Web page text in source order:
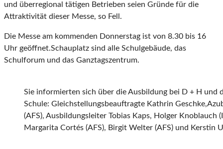
und überregional tätigen Betrieben seien Gründe für die
Attraktivität dieser Messe, so Fell.
Die Messe am kommenden Donnerstag ist von 8.30 bis 16
Uhr geöffnet.Schauplatz sind alle Schulgebäude, das
Schulforum und das Ganztagszentrum.
Sie informierten sich über die Ausbildung bei D + H und
Schule: Gleichstellungsbeauftragte Kathrin
(AFS), Ausbildungsleiter Tobias Kaps, Holger Knoblauch
Margarita Cortés (AFS), Birgit Welter (AFS) und Kerstin